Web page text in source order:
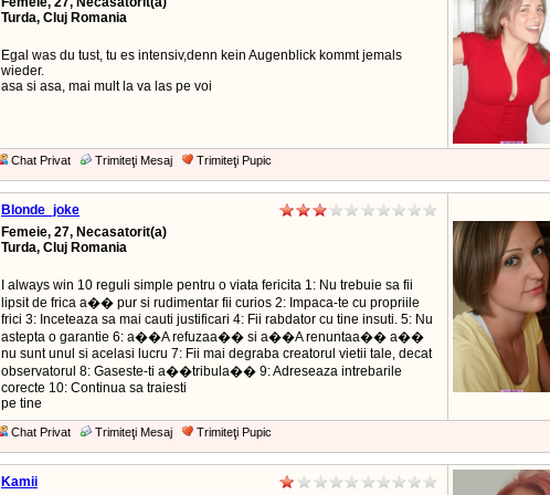
Turda, Cluj Romania
Egal was du tust, tu es intensiv,denn kein Augenblick kommt jemals
wieder.
asa si asa, mai mult la va las pe voi
Chat Privat Trimiteţi Mesaj Trimiteţi Pupic
Blonde_joke
Femeie, 27, Necasatorit(a)
Turda, Cluj Romania
I always win 10 reguli simple pentru o viata fericita 1: Nu trebuie sa fii
lipsit de frica a�� pur si rudimentar fii curios 2: Impaca-te cu propriile
frici 3: Inceteaza sa mai cauti justificari 4: Fii rabdator cu tine insuti. 5: Nu
astepta o garantie 6: a��A refuzaa�� si a��A renuntaa�� a��
nu sunt unul si acelasi lucru 7: Fii mai degraba creatorul vietii tale, decat
observatorul 8: Gaseste-ti a��tribula�� 9: Adreseaza intrebarile
corecte 10: Continua sa traiesti
pe tine
Chat Privat Trimiteţi Mesaj Trimiteţi Pupic
Kamii